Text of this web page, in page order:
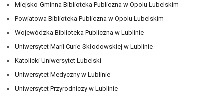
Miejsko-Gminna Biblioteka Publiczna w Opolu Lubelskim
Powiatowa Biblioteka Publiczna w Opolu Lubelskim
Wojewódzka Biblioteka Publiczna w Lublinie
Uniwersytet Marii Curie-Skłodowskiej w Lublinie
Katolicki Uniwersytet Lubelski
Uniwersytet Medyczny w Lublinie
Uniwersytet Przyrodniczy w Lublinie